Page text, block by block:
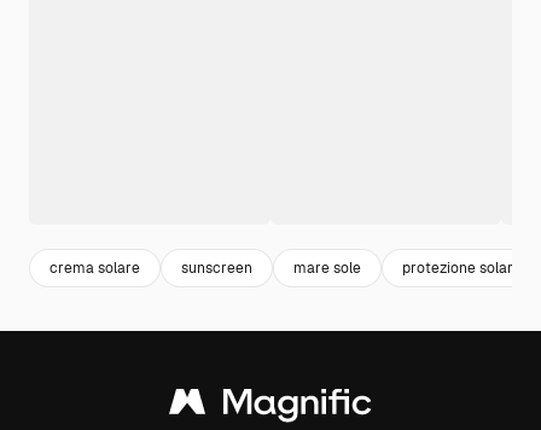
crema solare sunscreen mare sole protezione solare